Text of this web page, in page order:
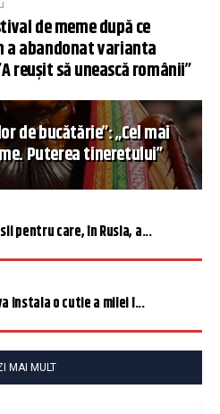
de meme după ce
a abandonat varianta
reușit să unească românii”
de bucătărie”: „Cel mai
Puterea tineretului”
pentru care, în Rusia, a...
instala o cutie a milei î...
MAI MULT